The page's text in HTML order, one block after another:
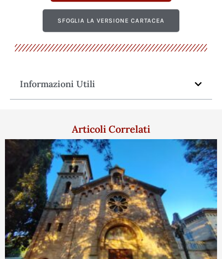
SFOGLIA LA VERSIONE CARTACEA
Informazioni Utili
Articoli Correlati